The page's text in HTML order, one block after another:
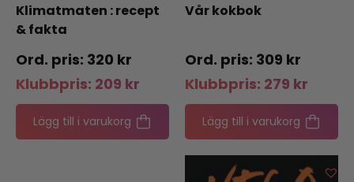
Klimatmaten : recept
& fakta
320 kr
Klubbpris: 209 kr
Lägg till i varukorg
Vår kokbok
309 kr
Klubbpris: 279 kr
Lägg till i varukorg